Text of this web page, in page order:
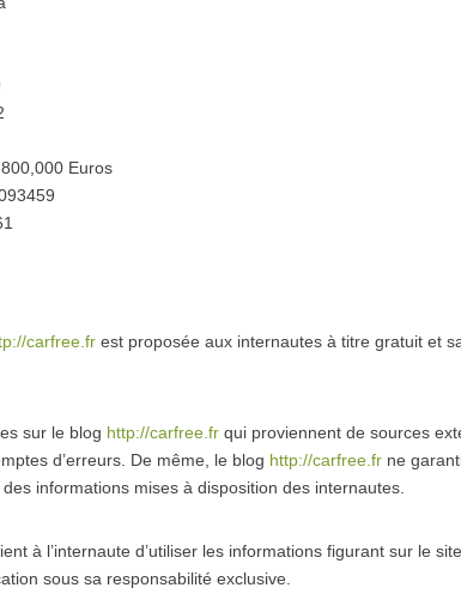
Euros
carfree.fr est proposée aux internautes à titre gratuit et
sur le blog http://carfree.fr qui proviennent de sources
d’erreurs. De même, le blog http://carfree.fr ne
des informations mises à disposition des internautes.
à l’internaute d’utiliser les informations figurant sur le
sous sa responsabilité exclusive.